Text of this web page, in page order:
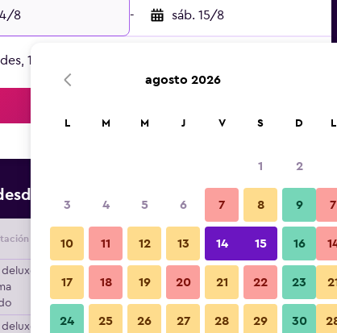
8 - sáb. 15/8
1 habitación
Oferta más barata de precio por noche
Proveedor Total noche
$193 Ver oferta
agosto 2026
L M M J V S D
1 2
3 4 5 6 7 8 9
10 11 12 13 14 15 16
17 18 19 20 21 22 23
24 25 26 27 28 29 30
L
7